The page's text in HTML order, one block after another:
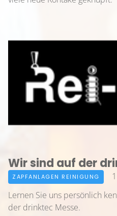
Wir sind auf der
ZAPFANLAGEN REINIGUNG
Lernen Sie uns persönlich
der drinktec Messe.